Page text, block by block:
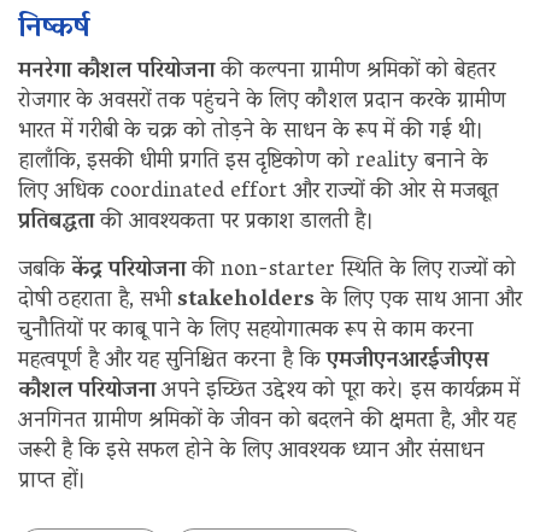
निष्कर्ष
मनरेगा कौशल परियोजनाकी कल्पना ग्रामीण श्रमिकों को बेहतर
रोजगार के अवसरों तक पहुंचने के लिए कौशल प्रदान करके ग्रामीण
भारत में गरीबी के चक्र को तोड़ने के साधन के रूप में की गई थी।
हालाँकि, इसकी धीमी प्रगति इस दृष्टिकोण को reality बनाने के
लिए अधिक coordinated effort और राज्यों की ओर से मजबूत
प्रतिबद्धताकी आवश्यकता पर प्रकाश डालती है।
जबकिकेंद्र परियोजनाकी non-starter स्थिति के लिए राज्यों को
दोषी ठहराता है, सभीstakeholdersके लिए एक साथ आना और
चुनौतियों पर काबू पाने के लिए सहयोगात्मक रूप से काम करना
महत्वपूर्ण है और यह सुनिश्चित करना है किएमजीएनआरईजीएस
कौशल परियोजनाअपने इच्छित उद्देश्य को पूरा करे। इस कार्यक्रम में
अनगिनत ग्रामीण श्रमिकों के जीवन को बदलने की क्षमता है, और यह
जरूरी है कि इसे सफल होने के लिए आवश्यक ध्यान और संसाधन
प्राप्त हों।